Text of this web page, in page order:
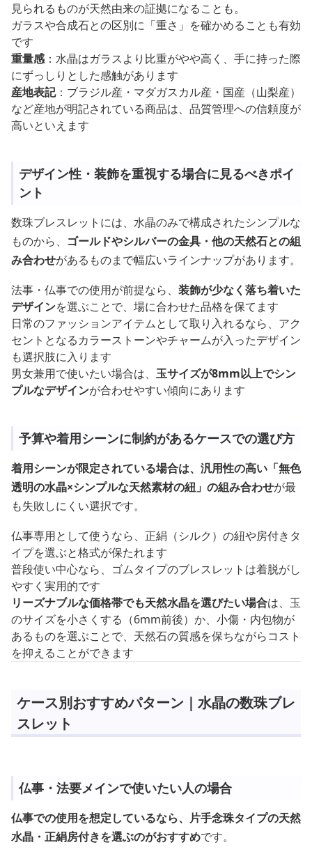
見られるものが天然由来の証拠になることも。
ガラスや合成石との区別に「重さ」を確かめることも有効
です
重量感：水晶はガラスより比重がやや高く、手に持った際
にずっしりとした感触があります
産地表記：ブラジル産・マダガスカル産・国産（山梨産）
など産地が明記されている商品は、品質管理への信頼度が
高いといえます
デザイン性・装飾を重視する場合に見るべきポイ
ント
数珠ブレスレットには、水晶のみで構成されたシンプルな
ものから、 ゴールドやシルバーの金具・他の天然石との組
み合わせがあるものまで幅広いラインナップがあります。
法事・仏事での使用が前提なら、 装飾が少なく落ち着いた
デザインを選ぶことで、場に合わせた品格を保てます
日常のファッションアイテムとして取り入れるなら、アク
セントとなるカラーストーンやチャームが入ったデザイン
も選択肢に入ります
男女兼用で使いたい場合は、 玉サイズが8mm以上でシン
プルなデザインが合わせやすい傾向にあります
予算や着用シーンに制約があるケースでの選び方
着用シーンが限定されている場合は、汎用性の高い「無色
透明の水晶×シンプルな天然素材の紐」の組み合わせが最
も失敗しにくい選択です。
仏事専用として使うなら、正絹（シルク）の紐や房付きタ
イプを選ぶと格式が保たれます
普段使い中心なら、ゴムタイプのブレスレットは着脱がし
やすく実用的です
リーズナブルな価格帯でも天然水晶を選びたい場合は、玉
のサイズを小さくする（6mm前後）か、小傷・内包物が
あるものを選ぶことで、天然石の質感を保ちながらコスト
を抑えることができます
ケース別おすすめパターン｜水晶の数珠ブレ
スレット
仏事・法要メインで使いたい人の場合
仏事での使用を想定しているなら、片手念珠タイプの天然
水晶・正絹房付きを選ぶのがおすすめです。